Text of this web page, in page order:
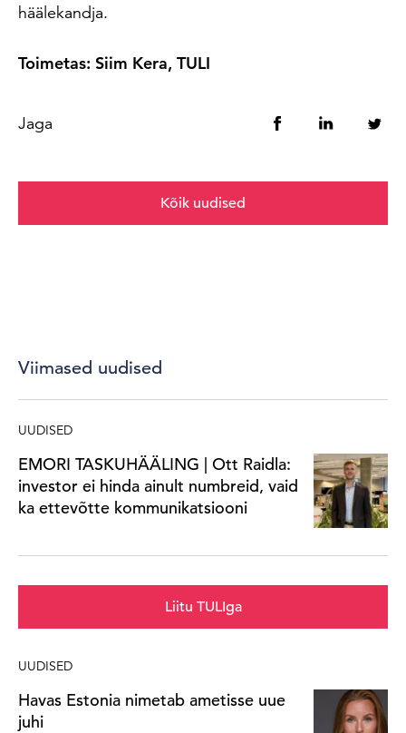
häälekandja.
Toimetas: Siim Kera, TULI
Jaga
Kõik uudised
Viimased uudised
UUDISED
EMORI TASKUHÄÄLING | Ott Raidla:
investor ei hinda ainult numbreid, vaid
ka ettevõtte kommunikatsiooni
Liitu TULIga
UUDISED
Havas Estonia nimetab ametisse uue
juhi